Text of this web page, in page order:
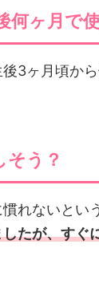
何ヶ月で
3ヶ月頃から
そう？
れないとい
たが、すぐ